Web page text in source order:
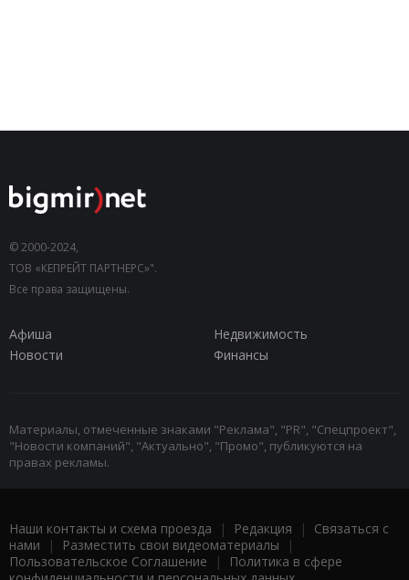
© 2000-2024,
ТОВ «КЕПРЕЙТ ПАРТНЕРС»".
Все права защищены.
Афиша
Недвижимость
Новости
Финансы
Материалы, отмеченные знаками "Реклама", "PR", "Спецпроект",
"Новости компаний", "Актуально", "Промо", публикуются на
правах рекламы.
Наши контакты и схема проезда | Редакция | Связаться с
нами | Разместить свои видеоматериалы |
Пользовательское Соглашение |
Политика в сфере